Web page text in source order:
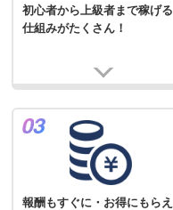
初心者から上級者まで稼げる
仕組みがたくさん！
報酬もすぐに・お得にもらえ